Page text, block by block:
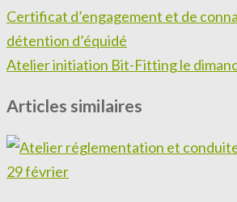
Certificat d’engagement et de
détention d’équidé
Atelier initiation Bit-Fitting le
Articles similaires